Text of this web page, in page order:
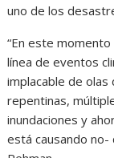
uno de los
“En este
línea de eventos
implacable de olas
repentinas,
inundaciones y
está causando